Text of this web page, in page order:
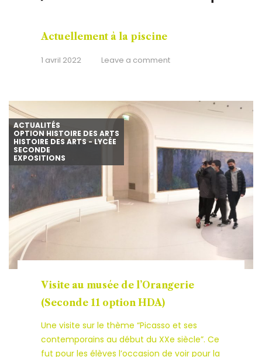
Actuellement à la piscine
1 avril 2022 Leave a comment
ACTUALITÉS
OPTION HISTOIRE DES ARTS
HISTOIRE DES ARTS - LYCÉE
SECONDE
EXPOSITIONS
Visite au musée de l’Orangerie
(Seconde 11 option HDA)
Une visite sur le thème “Picasso et ses
contemporains au début du XXe siècle”. Ce
fut pour les élèves l’occasion de voir pour la